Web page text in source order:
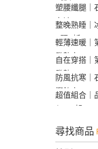
3雙$660
塑腰纖腿｜
力褲
整晚熟睡｜
2顆9折
輕薄速暖｜
發熱衣
自在穿搭｜
發熱Bra T
防風抗寒｜
衝鋒衣
超值組合｜
$599起
尋找商品